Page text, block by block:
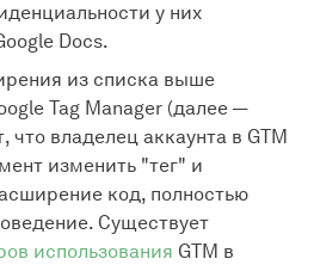
у них
Docs.
из списка выше
Tag Manager (далее —
что владелец аккаунта в GTM
изменить "тег" и
код, полностью
Существует
использования GTM в